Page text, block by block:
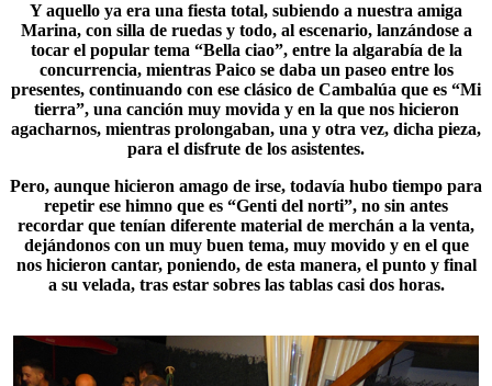
Y aquello ya era una fiesta total, subiendo a nuestra amiga
Marina, con silla de ruedas y todo, al escenario, lanzándose a
tocar el popular tema “Bella ciao”, entre la algarabía de la
concurrencia, mientras Paico se daba un paseo entre los
presentes, continuando con ese clásico de Cambalúa que es “Mi
tierra”, una canción muy movida y en la que nos hicieron
agacharnos, mientras prolongaban, una y otra vez, dicha pieza,
para el disfrute de los asistentes.
Pero, aunque hicieron amago de irse, todavía hubo tiempo para
repetir ese himno que es “Genti del norti”, no sin antes
recordar que tenían diferente material de merchán a la venta,
dejándonos con un muy buen tema, muy movido y en el que
nos hicieron cantar, poniendo, de esta manera, el punto y final
a su velada, tras estar sobres las tablas casi dos horas.